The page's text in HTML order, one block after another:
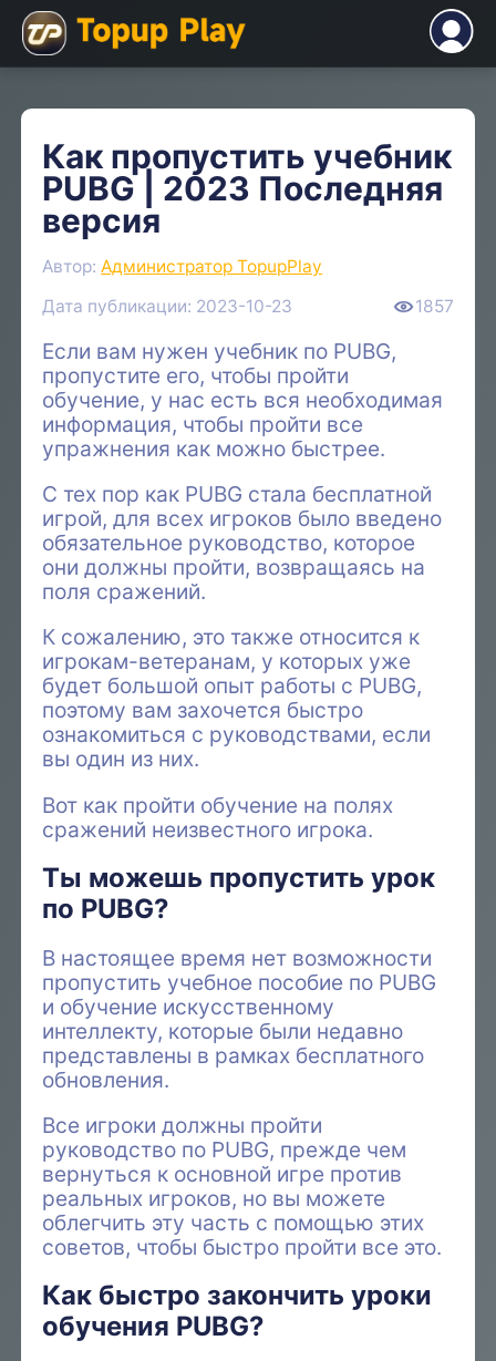
Как пропустить учебник
PUBG | 2023 Последняя
версия
Автор: Администратор TopupPlay
Дата публикации: 2023-10-23
1857
Если вам нужен учебник по PUBG,
пропустите его, чтобы пройти
обучение, у нас есть вся необходимая
информация, чтобы пройти все
упражнения как можно быстрее.
С тех пор как PUBG стала бесплатной
игрой, для всех игроков было введено
обязательное руководство, которое
они должны пройти, возвращаясь на
поля сражений.
К сожалению, это также относится к
игрокам-ветеранам, у которых уже
будет большой опыт работы с PUBG,
поэтому вам захочется быстро
ознакомиться с руководствами, если
вы один из них.
Вот как пройти обучение на полях
сражений неизвестного игрока.
Ты можешь пропустить урок
по PUBG?
В настоящее время нет возможности
пропустить учебное пособие по PUBG
и обучение искусственному
интеллекту, которые были недавно
представлены в рамках бесплатного
обновления.
Все игроки должны пройти
руководство по PUBG, прежде чем
вернуться к основной игре против
реальных игроков, но вы можете
облегчить эту часть с помощью этих
советов, чтобы быстро пройти все это.
Как быстро закончить уроки
обучения PUBG?